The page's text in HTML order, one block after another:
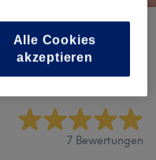
7 Bewertungen
Alle Cookies
akzeptieren